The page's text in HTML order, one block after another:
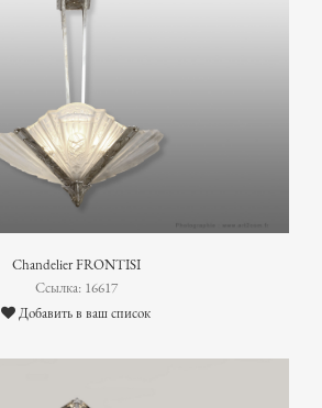
Chandelier FRONTISI
Ссылка: 16617
Добавить в ваш список